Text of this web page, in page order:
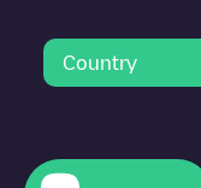
Country